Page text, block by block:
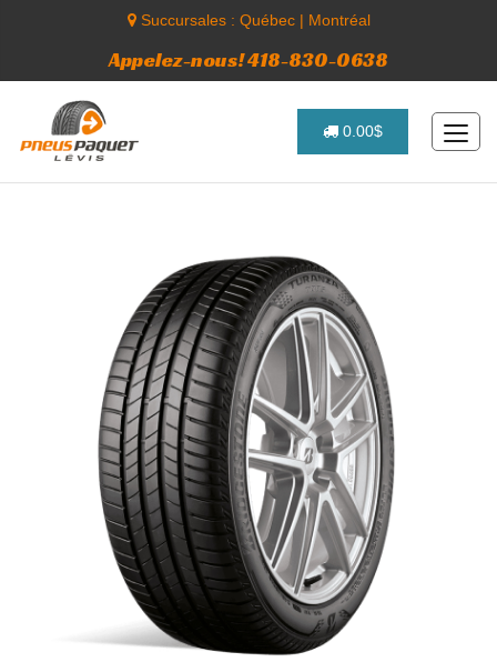
Succursales : Québec| Montréal
Appelez-nous! 418-830-0638
0.00$